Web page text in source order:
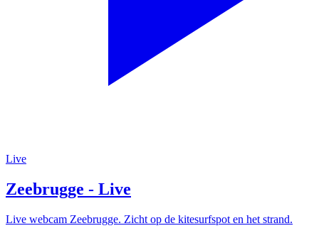
Live
Zeebrugge - Live
Live webcam Zeebrugge. Zicht op de kitesurfspot en het strand.